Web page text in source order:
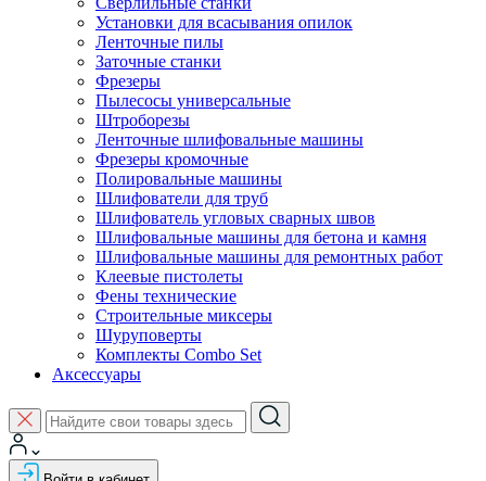
Установки для всасывания опилок
Ленточные пилы
Заточные станки
Фрезеры
Пылесосы универсальные
Штроборезы
Ленточные шлифовальные машины
Фрезеры кромочные
Полировальные машины
Шлифователи для труб
Шлифователь угловых сварных швов
Шлифовальные машины для бетона и камня
Шлифовальные машины для ремонтных работ
Клеевые пистолеты
Фены технические
Строительные миксеры
Шуруповерты
Комплекты Combo Set
Аксессуары